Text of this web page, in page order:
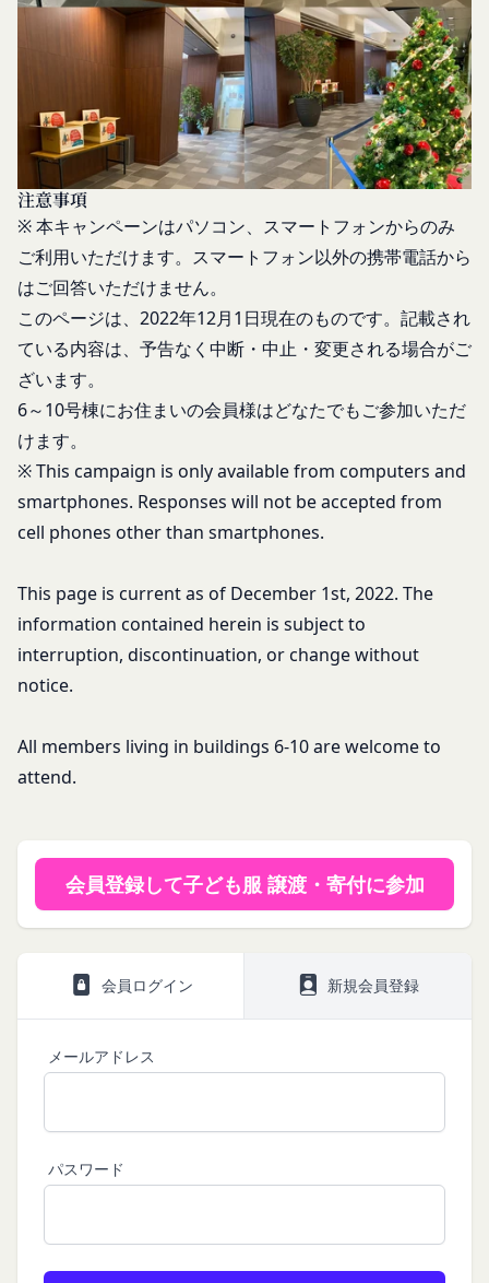
注意事項
※ 本キャンペーンはパソコン、スマートフォンからのみ
ご利用いただけます。スマートフォン以外の携帯電話から
はご回答いただけません。
このページは、2022年12月1日現在のものです。記載され
ている内容は、予告なく中断・中止・変更される場合がご
ざいます。
6～10号棟にお住まいの会員様はどなたでもご参加いただ
けます。
※ This campaign is only available from computers and
smartphones. Responses will not be accepted from
cell phones other than smartphones.
This page is current as of December 1st, 2022. The
information contained herein is subject to
interruption, discontinuation, or change without
notice.
All members living in buildings 6-10 are welcome to
attend.
会員登録して子ども服 譲渡・寄付に参加
会員ログイン 新規会員登録
メールアドレス
パスワード
出版など）する行為は固く禁止します。
会員は、前2項の規定に違反して第三者との間で問
題が生じた場合、自己の責任と費用においてかかる
問題を解決するとともに当社に何等の損害、損失ま
たは不利益等を与えないものとします。
第10条（会員が提供する提供物に関する知的財産権
等）
当社所定の方法により会員が提供する商品レビュ
ー、画像データその他一切の提供物（以下、これら
をまとめて「提供物」といいます。）に関する知的
財産権等の権利は、従前どおり会員が保持するもの
とし、当社がかかる権利を取得することはありませ
ん。
前項にかかわらず、会員は当社に対し、提供物に関
し、無償、地域無限定、非独占的、サブライセンス
可能かつ譲渡可能な使用、複製、配布、派生著作物
の作成、表示および実行（以下「使用等」といいま
す。）に関する権利を付与するものとします。
会員は、提供物について、自らが使用等についての
適法な権利を有していることおよび提供物が第三者
会員は、当社および当社から提供物の権利を承継し
または使用許諾を受けた第三者に対して、著作者人
格権を行使しないことをあらかじめ承諾するものと
します。
当社は、本サービスの利用に関して、書面の送付、
電子メールの送信、当社ウェブサイト上における掲
当社は、前項に定める通知を書面の送付、電子メー
続きを行った場合は、当該変更時とします。）に届
し、当該通知は通常到達すべき時に会員に到達した
ものとみなします。
おける掲示の方法によって行う場合、当該通知が当
完了したものとみなします。